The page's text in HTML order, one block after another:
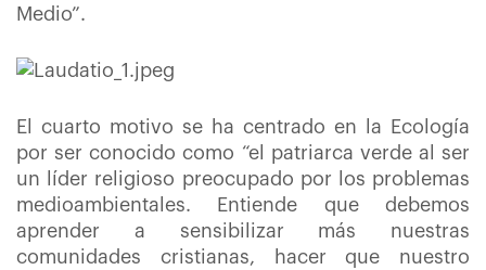
Medio”.
El cuarto motivo se ha centrado en la Ecología
por ser conocido como “el patriarca verde al ser
un líder religioso preocupado por los problemas
medioambientales. Entiende que debemos
aprender a sensibilizar más nuestras
comunidades cristianas, hacer que nuestro